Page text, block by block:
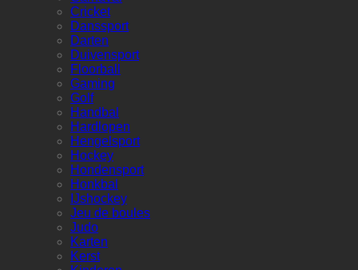
Cricket
Danssport
Darten
Duivensport
Floorball
Gaming
Golf
Handbal
Hardlopen
Hengelsport
Hockey
Hondensport
Honkbal
IJshockey
Jeu de boules
Judo
Karten
Kerst